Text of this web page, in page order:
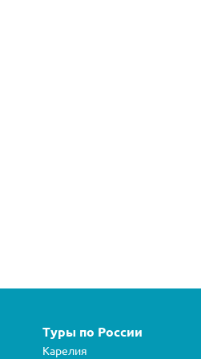
Туры по России
Карелия